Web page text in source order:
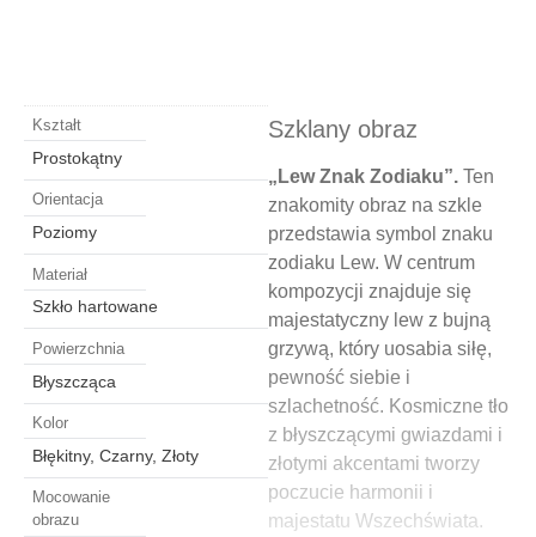
Szklany obraz
„Lew Znak Zodiaku”. Ten
znakomity obraz na szkle
przedstawia symbol znaku
zodiaku Lew. W centrum
kompozycji znajduje się
majestatyczny lew z bujną
grzywą, który uosabia siłę,
pewność siebie i
szlachetność. Kosmiczne tło
z błyszczącymi gwiazdami i
złotymi akcentami tworzy
poczucie harmonii i
majestatu Wszechświata.
Kształt
Prostokątny
Orientacja
Poziomy
Materiał
Szkło hartowane
Powierzchnia
Błyszcząca
Kolor
Błękitny, Czarny, Złoty
Mocowanie
obrazu